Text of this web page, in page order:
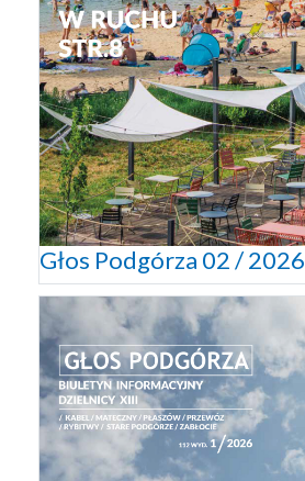
Głos Podgórza 02 / 2026